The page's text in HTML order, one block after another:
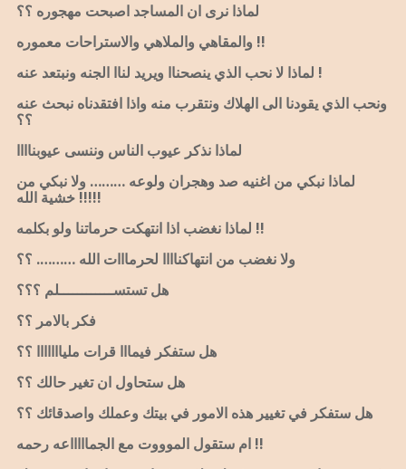
لماذا نرى ان المساجد اصبحت مهجوره ؟؟
والمقاهي والملاهي والاستراحات معموره !!
لماذا لا نحب الذي ينصحناا ويريد لناا الجنه ونبتعد عنه !
ونحب الذي يقودنا الى الهلاك ونتقرب منه واذا افتقدناه نبحث عنه
؟؟
لماذا نذكر عيوب الناس وننسى عيوبناااا
لماذا نبكي من اغنيه صد وهجران ولوعه ……… ولا نبكي من
خشية الله !!!!!
لماذا نغضب اذا انتهكت حرماتنا ولو بكلمه !!
ولا نغضب من انتهاكناااا لحرمااات الله ………. ؟؟
هل تستســــــــــــلم ؟؟؟
فكر بالامر ؟؟
هل ستفكر فيمااا قرات مليااااااا ؟؟
هل ستحاول ان تغير حالك ؟؟
هل ستفكر في تغيير هذه الامور في بيتك وعملك واصدقائك ؟؟
ام ستقول الموووت مع الجماااااعه رحمه !!